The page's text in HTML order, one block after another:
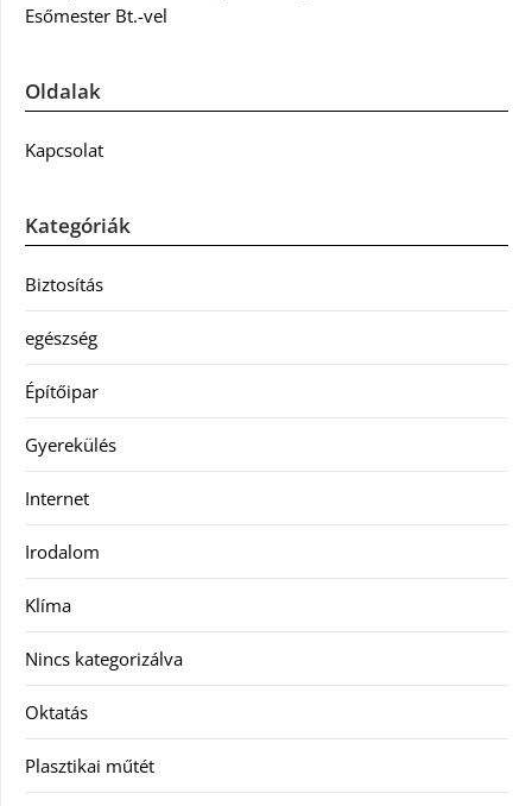
Esőmester Bt.-vel
Oldalak
Kapcsolat
Kategóriák
Biztosítás
egészség
Építőipar
Gyerekülés
Internet
Irodalom
Klíma
Nincs kategorizálva
Oktatás
Plasztikai műtét